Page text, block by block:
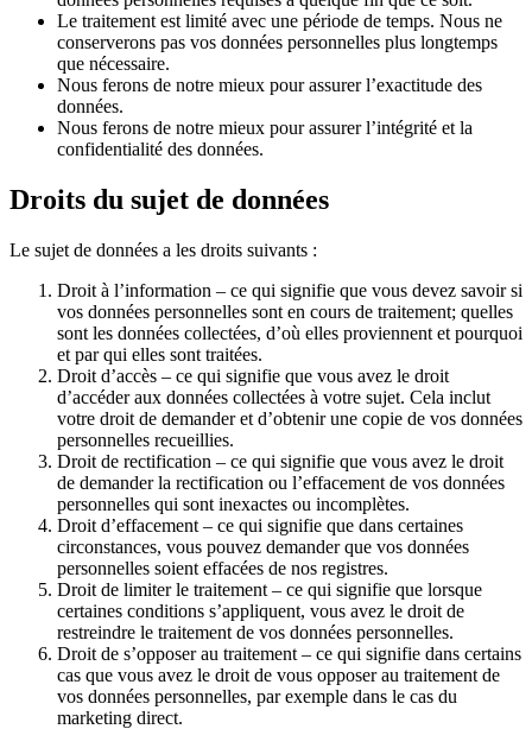
Le traitement est limité avec une période de temps. Nous ne
conserverons pas vos données personnelles plus longtemps
que nécessaire.
Nous ferons de notre mieux pour assurer l’exactitude des
données.
Nous ferons de notre mieux pour assurer l’intégrité et la
confidentialité des données.
Droits du sujet de données
Le sujet de données a les droits suivants :
Droit à l’information – ce qui signifie que vous devez savoir si
vos données personnelles sont en cours de traitement; quelles
sont les données collectées, d’où elles proviennent et pourquoi
et par qui elles sont traitées.
Droit d’accès – ce qui signifie que vous avez le droit
d’accéder aux données collectées à votre sujet. Cela inclut
votre droit de demander et d’obtenir une copie de vos données
personnelles recueillies.
Droit de rectification – ce qui signifie que vous avez le droit
de demander la rectification ou l’effacement de vos données
personnelles qui sont inexactes ou incomplètes.
Droit d’effacement – ce qui signifie que dans certaines
circonstances, vous pouvez demander que vos données
personnelles soient effacées de nos registres.
Droit de limiter le traitement – ce qui signifie que lorsque
certaines conditions s’appliquent, vous avez le droit de
restreindre le traitement de vos données personnelles.
Droit de s’opposer au traitement – ce qui signifie dans certains
cas que vous avez le droit de vous opposer au traitement de
vos données personnelles, par exemple dans le cas du
marketing direct.